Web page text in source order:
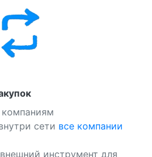
сети все компании
инструмент для